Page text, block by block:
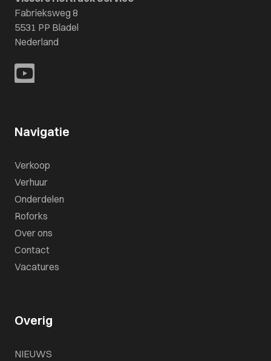
Fabrieksweg 8
5531 PP Bladel
Nederland
Navigatie
Verkoop
Verhuur
Onderdelen
Roforks
Over ons
Contact
Vacatures
Overig
NIEUWS